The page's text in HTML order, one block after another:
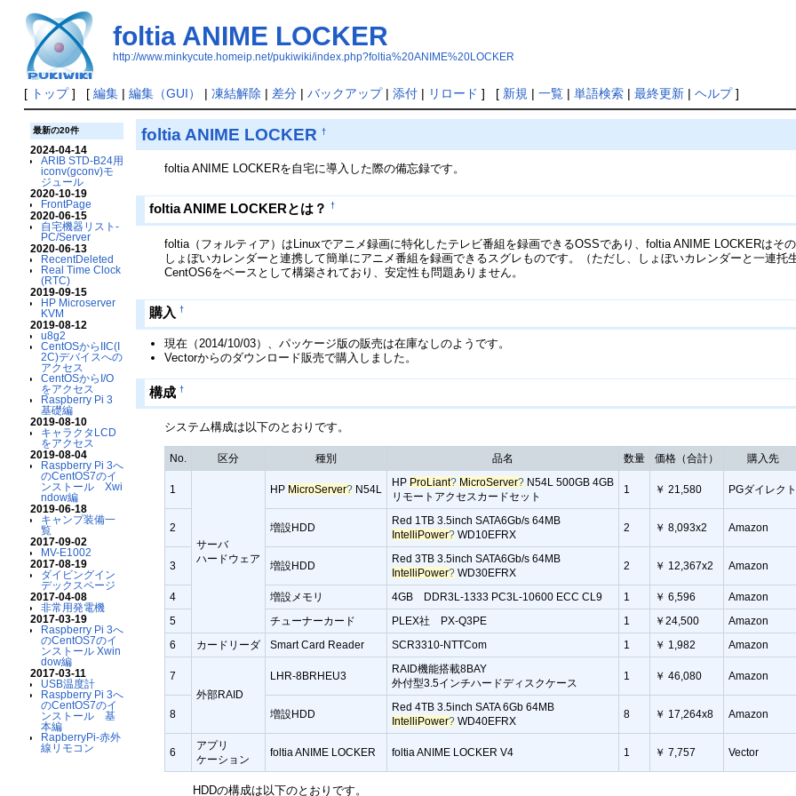
foltia ANIME LOCKER
http://www.minkycute.homeip.net/pukiwiki/index.php?foltia%20ANIME%20LOCKER
[ トップ] [ 編集| 編集（GUI） | 凍結解除 | 差分| バックアップ| 添付| リロード ] [ 新規 | 一覧| 単語検索| 最終更新| ヘルプ]
最新の20件
2024-04-14
ARIB STD-B24用
iconv(gconv)モ
ジュール
2020-10-19
FrontPage
2020-06-15
自宅機器リスト-
PC/Server
2020-06-13
RecentDeleted
Real Time Clock
(RTC)
2019-09-15
HP Microserver
KVM
2019-08-12
u8g2
CentOSからIIC(I
2C)デバイスへの
アクセス
CentOSからI/O
をアクセス
Raspberry Pi 3
基礎編
2019-08-10
キャラクタLCD
をアクセス
2019-08-04
Raspberry Pi 3へ
のCentOS7のイ
ンストール Xwi
ndow編
2019-06-18
キャンプ装備一
覧
2017-09-02
MV-E1002
2017-08-19
ダイビングイン
デックスページ
2017-04-08
非常用発電機
2017-03-19
Raspberry Pi 3へ
のCentOS7のイ
ンストール Xwin
dow編
2017-03-11
USB温度計
Raspberry Pi 3へ
のCentOS7のイ
ンストール 基
本編
RapberryPi-赤外
線リモコン
foltia ANIME LOCKER †
foltia ANIME LOCKERを自宅に導入した際の備忘録です。
foltia ANIME LOCKERとは？ †
foltia（フォルティア）はLinuxでアニメ録画に特化したテレビ番組を録画できるOSSであり、foltia ANIME LOCKERはそ
しょぼいカレンダーと連携して簡単にアニメ番組を録画できるスグレものです。（ただし、しょぼいカレンダーと一連托
CentOS6をベースとして構築されており、安定性も問題ありません。
購入 †
現在（2014/10/03）、パッケージ版の販売は在庫なしのようです。
Vectorからのダウンロード販売で購入しました。
構成 †
システム構成は以下のとおりです。
No. 区分 種別 品名 数量 価格（合計） 購入先
1
サーバ
ハードウェア
HP MicroServer? N54L
HP ProLiant? MicroServer? N54L 500GB 4GB
リモートアクセスカードセット
1 ￥ 21,580 PGダイレク
2 増設HDD
Red 1TB 3.5inch SATA6Gb/s 64MB
IntelliPower? WD10EFRX
2 ￥ 8,093x2 Amazon
3 増設HDD
Red 3TB 3.5inch SATA6Gb/s 64MB
IntelliPower? WD30EFRX
2 ￥ 12,367x2 Amazon
4 増設メモリ 4GB DDR3L-1333 PC3L-10600 ECC CL9 1 ￥ 6,596 Amazon
5 チューナーカード PLEX社 PX-Q3PE 1 ￥24,500 Amazon
6 カードリーダ Smart Card Reader SCR3310-NTTCom 1 ￥ 1,982 Amazon
7
外部RAID
LHR-8BRHEU3
RAID機能搭載8BAY
外付型3.5インチハードディスクケース
1 ￥ 46,080 Amazon
8 増設HDD
Red 4TB 3.5inch SATA 6Gb 64MB
IntelliPower? WD40EFRX
8 ￥ 17,264x8 Amazon
6
アプリ
ケーション
foltia ANIME LOCKER foltia ANIME LOCKER V4 1 ￥ 7,757 Vector
HDDの構成は以下のとおりです。